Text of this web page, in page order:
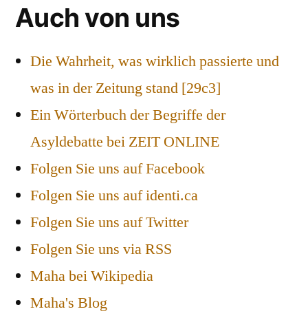
Auch von uns
Die Wahrheit, was wirklich passierte und
was in der Zeitung stand [29c3]
Ein Wörterbuch der Begriffe der
Asyldebatte bei ZEIT ONLINE
Folgen Sie uns auf Facebook
Folgen Sie uns auf identi.ca
Folgen Sie uns auf Twitter
Folgen Sie uns via RSS
Maha bei Wikipedia
Maha's Blog